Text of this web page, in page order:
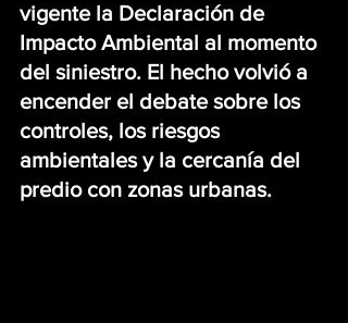
vigente la Declaración de
Impacto Ambiental al momento
del siniestro. El hecho volvió a
encender el debate sobre los
controles, los riesgos
ambientales y la cercanía del
predio con zonas urbanas.